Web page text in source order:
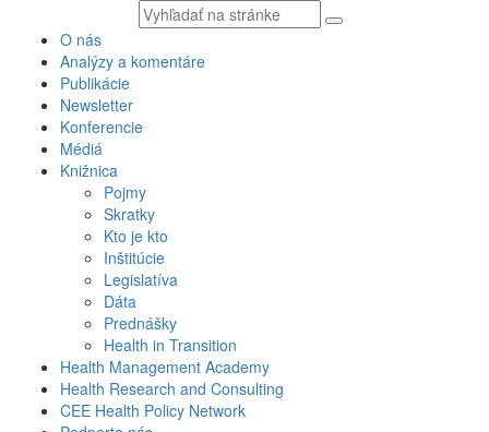
Vyhľadávaný
text
O nás
Analýzy a komentáre
Publikácie
Newsletter
Konferencie
Médiá
Knižnica
Pojmy
Skratky
Kto je kto
Inštitúcie
Legislatíva
Dáta
Prednášky
Health in Transition
Health Management Academy
Health Research and Consulting
CEE Health Policy Network